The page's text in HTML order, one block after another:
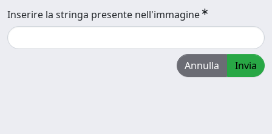
Inserire la stringa presente nell'immagine
Annulla Invia